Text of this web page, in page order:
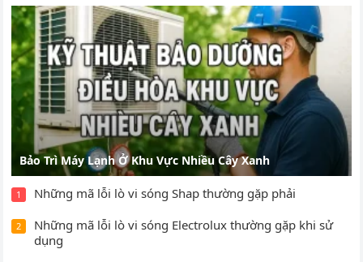
Bảo Trì Máy Lạnh Ở Khu Vực Nhiều Cây Xanh
1 Những mã lỗi lò vi sóng Shap thường gặp phải
2
Những mã lỗi lò vi sóng Electrolux thường gặp khi sử
dụng